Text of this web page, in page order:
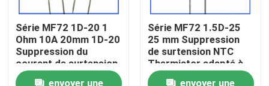
À la maison
Produits
vidéo
Série MF72 1D-20 1
Ohm 10A 20mm 1D-20
Suppression du
courant de surtension
NTC Thermistor
envoyer une
Série MF72 1.5D-25
25 mm Suppression
de surtension NTC
Thermistor adapté à
la commutation de
envoyer une